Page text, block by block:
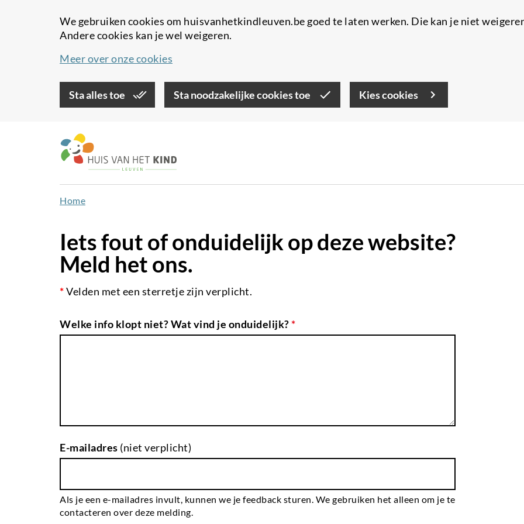
We gebruiken cookies om huisvanhetkindleuven.be goed te laten werken. Die kan je niet
Andere cookies kan je wel weigeren.
Meer over onze cookies
Sta alles toe Sta noodzakelijke cookies toe Kies cookies
Home
Iets fout of onduidelijk op deze website?
Meld het ons.
*Velden met een sterretje zijn verplicht.
Welke info klopt niet? Wat vind je onduidelijk?*
E-mailadres (niet verplicht)
Als je een e-mailadres invult, kunnen we je feedback sturen. We gebruiken het alleen om je te
contacteren over deze melding.